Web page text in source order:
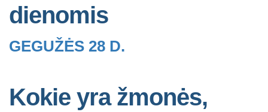
dienomis
GEGUŽĖS 28 D.
Kokie yra žmonės,